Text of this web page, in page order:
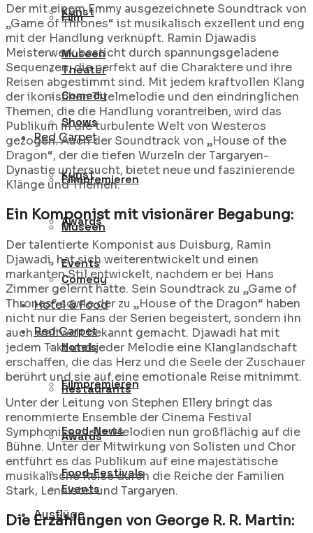
Film
Theater
Shows
Kunst
Museen
Comedy
Red Carpet
Filmpremieren
Awards
Events
Kunst
Museen
Comedy
Red Carpet
Filmpremieren
Awards
Events
Hotel & Food
Hotels
Restaurants
Food-News
Food-Festivals
Ausflüge
Der mit einem Emmy ausgezeichnete Soundtrack von
„Game of Thrones“ ist musikalisch exzellent und eng
mit der Handlung verknüpft. Ramin Djawadis
Meisterwerk besticht durch spannungsgeladene
Sequenzen, die perfekt auf die Charaktere und ihre
Reisen abgestimmt sind. Mit jedem kraftvollen Klang
der ikonischen Titelmelodie und den eindringlichen
Themen, die die Handlung vorantreiben, wird das
Publikum in die turbulente Welt von Westeros
gezogen. Auch der Soundtrack von „House of the
Dragon“, der die tiefen Wurzeln der Targaryen-
Dynastie untersucht, bietet neue und faszinierende
Klänge und Themen.
Ein Komponist mit visionärer Begabung:
Der talentierte Komponist aus Duisburg, Ramin
Djawadi, hat sich weiterentwickelt und einen
markanten Stil entwickelt, nachdem er bei Hans
Zimmer gelernt hatte. Sein Soundtrack zu „Game of
Thrones“ sowie der zu „House of the Dragon“ haben
nicht nur die Fans der Serien begeistert, sondern ihn
auch weltweit bekannt gemacht. Djawadi hat mit
jedem Takt und jeder Melodie eine Klanglandschaft
erschaffen, die das Herz und die Seele der Zuschauer
berührt und sie auf eine emotionale Reise mitnimmt.
Unter der Leitung von Stephen Ellery bringt das
renommierte Ensemble der Cinema Festival
Symphonics diese Melodien nun großflächig auf die
Bühne. Unter der Mitwirkung von Solisten und Chor
entführt es das Publikum auf eine majestätische
musikalische Reise durch die Reiche der Familien
Stark, Lennister und Targaryen.
Die Erzählungen von George R. R. Martin: